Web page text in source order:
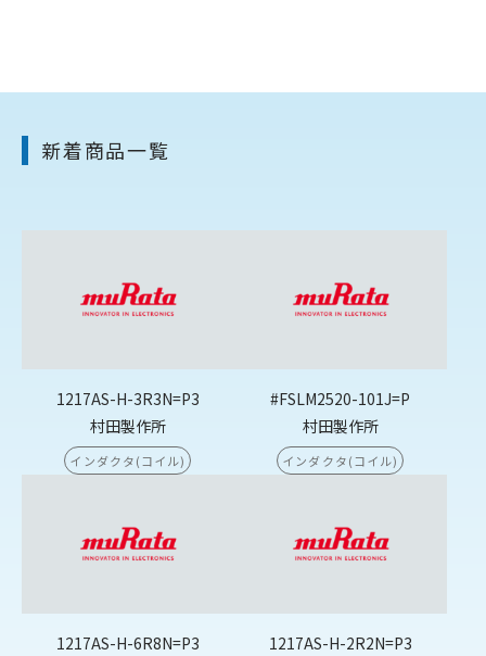
新着商品一覧
1217AS-H-3R3N=P3
村田製作所
インダクタ(コイル)
#FSLM2520-101J=P
村田製作所
インダクタ(コイル)
1217AS-H-6R8N=P3
1217AS-H-2R2N=P3